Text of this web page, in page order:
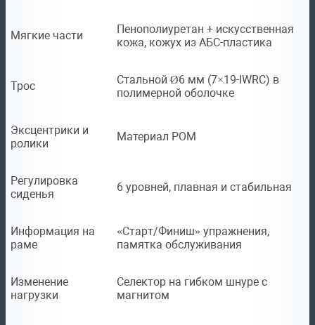
Мягкие части
Пенополиуретан + искусственная
кожа, кожух из АБС-пластика
Трос
Стальной Ø6 мм (7×19-IWRC) в
полимерной оболочке
Эксцентрики и
ролики
Материал POM
Регулировка
сиденья
6 уровней, плавная и стабильная
Информация на
раме
«Старт/Финиш» упражнения,
памятка обслуживания
Изменение
нагрузки
Селектор на гибком шнуре с
магнитом